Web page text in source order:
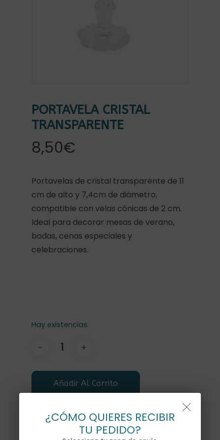
PORTAVELA CRISTAL
TRANSPARENTE
8,50€
Portavelas de cristal transparente de 11
cm de alto y 7,4cm de diámetro,
compatible con velas cónicas de 2 cm.
Ideal para decorar mesas de verano,
bodas, cenas especiales y
celebraciones.
Hay existencias
Añadir Al Carrito
Descripción
¿CÓMO QUIERES RECIBIR
TU PEDIDO?